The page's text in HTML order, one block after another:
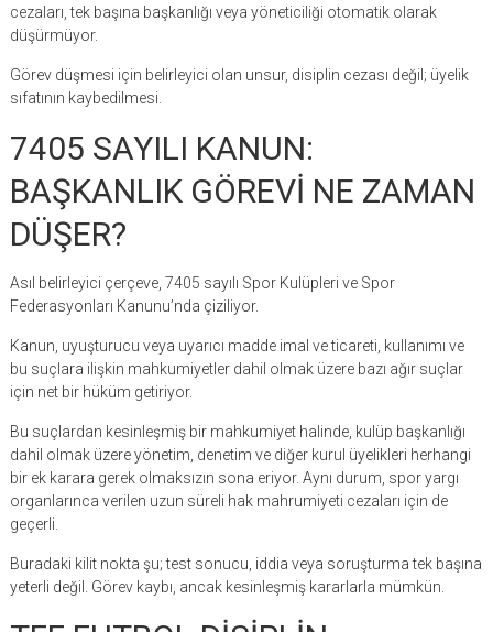
cezaları, tek başına başkanlığı veya yöneticiliği otomatik olarak
düşürmüyor.
Görev düşmesi için belirleyici olan unsur, disiplin cezası değil; üyelik
sıfatının kaybedilmesi.
7405 SAYILI KANUN:
BAŞKANLIK GÖREVİ NE ZAMAN
DÜŞER?
Asıl belirleyici çerçeve, 7405 sayılı Spor Kulüpleri ve Spor
Federasyonları Kanunu’nda çiziliyor.
Kanun, uyuşturucu veya uyarıcı madde imal ve ticareti, kullanımı ve
bu suçlara ilişkin mahkumiyetler dahil olmak üzere bazı ağır suçlar
için net bir hüküm getiriyor.
Bu suçlardan kesinleşmiş bir mahkumiyet halinde, kulüp başkanlığı
dahil olmak üzere yönetim, denetim ve diğer kurul üyelikleri herhangi
bir ek karara gerek olmaksızın sona eriyor. Aynı durum, spor yargı
organlarınca verilen uzun süreli hak mahrumiyeti cezaları için de
geçerli.
Buradaki kilit nokta şu; test sonucu, iddia veya soruşturma tek başına
yeterli değil. Görev kaybı, ancak kesinleşmiş kararlarla mümkün.